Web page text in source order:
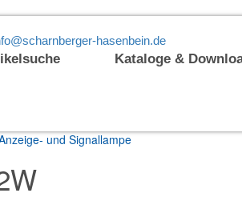
hasenbein.de
Kataloge &
und Signallampe